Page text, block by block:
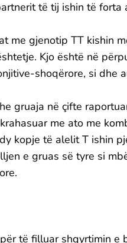
të tij ishin të forta
me gjenotip TT kishin
Kjo është në
shoqërore, si dhe
gruaja në çifte
me ato me
kopje të alelit T ishin
e gruas së tyre si
të filluar shqyrtimin e